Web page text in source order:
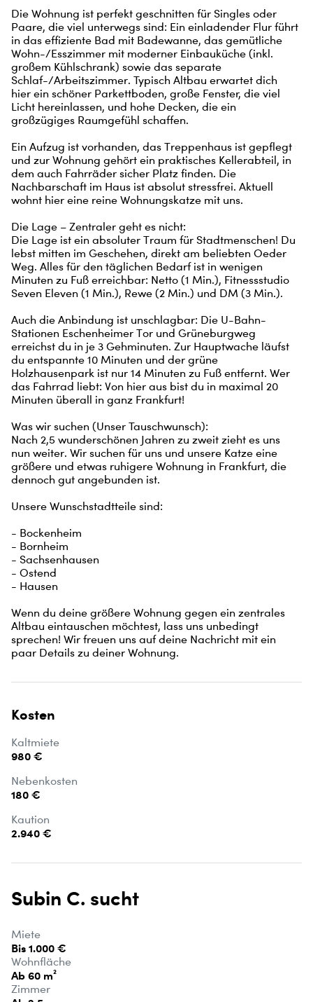
Die Wohnung ist perfekt geschnitten für Singles oder
Paare, die viel unterwegs sind: Ein einladender Flur führt
in das effiziente Bad mit Badewanne, das gemütliche
Wohn-/Esszimmer mit moderner Einbauküche (inkl.
großem Kühlschrank) sowie das separate
Schlaf-/Arbeitszimmer. Typisch Altbau erwartet dich
hier ein schöner Parkettboden, große Fenster, die viel
Licht hereinlassen, und hohe Decken, die ein
großzügiges Raumgefühl schaffen.
Ein Aufzug ist vorhanden, das Treppenhaus ist gepflegt
und zur Wohnung gehört ein praktisches Kellerabteil, in
dem auch Fahrräder sicher Platz finden. Die
Nachbarschaft im Haus ist absolut stressfrei. Aktuell
wohnt hier eine reine Wohnungskatze mit uns.
Die Lage – Zentraler geht es nicht:
Die Lage ist ein absoluter Traum für Stadtmenschen! Du
lebst mitten im Geschehen, direkt am beliebten Oeder
Weg. Alles für den täglichen Bedarf ist in wenigen
Minuten zu Fuß erreichbar: Netto (1 Min.), Fitnessstudio
Seven Eleven (1 Min.), Rewe (2 Min.) und DM (3 Min.).
Auch die Anbindung ist unschlagbar: Die U-Bahn-
Stationen Eschenheimer Tor und Grüneburgweg
erreichst du in je 3 Gehminuten. Zur Hauptwache läufst
du entspannte 10 Minuten und der grüne
Holzhausenpark ist nur 14 Minuten zu Fuß entfernt. Wer
das Fahrrad liebt: Von hier aus bist du in maximal 20
Minuten überall in ganz Frankfurt!
Was wir suchen (Unser Tauschwunsch):
Nach 2,5 wunderschönen Jahren zu zweit zieht es uns
nun weiter. Wir suchen für uns und unsere Katze eine
größere und etwas ruhigere Wohnung in Frankfurt, die
dennoch gut angebunden ist.
Unsere Wunschstadtteile sind:
- Bockenheim
- Bornheim
- Sachsenhausen
- Ostend
- Hausen
Wenn du deine größere Wohnung gegen ein zentrales
Altbau eintauschen möchtest, lass uns unbedingt
sprechen! Wir freuen uns auf deine Nachricht mit ein
paar Details zu deiner Wohnung.
Kosten
Kaltmiete
980 €
Nebenkosten
180 €
Kaution
2.940 €
Subin C. sucht
Miete
Bis 1.000 €
Wohnfläche
Ab 60 m²
Zimmer